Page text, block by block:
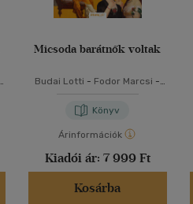
Micsoda barátnők voltak
Budai Lotti - Fodor Marcsi -
Könyv
Árinformációk
Kiadói ár: 7 999 Ft
Kosárba